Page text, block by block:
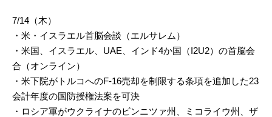
7/14（木）
・米・イスラエル首脳会談（エルサレム）
・米国、イスラエル、UAE、インド4か国（I2U2）の首脳会
合（オンライン）
・米下院がトルコへのF-16売却を制限する条項を追加した23
会計年度の国防授権法案を可決
・ロシア軍がウクライナのビンニツァ州、ミコライウ州、ザ